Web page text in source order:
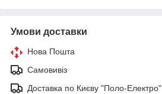
Умови доставки
Нова Пошта
Самовивіз
Доставка по Києву "Поло-Електро"